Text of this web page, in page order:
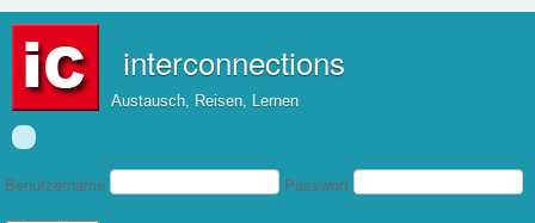
interconnections
Austausch, Reisen, Lernen
Benutzeranmeldung
Benutzername Passwort